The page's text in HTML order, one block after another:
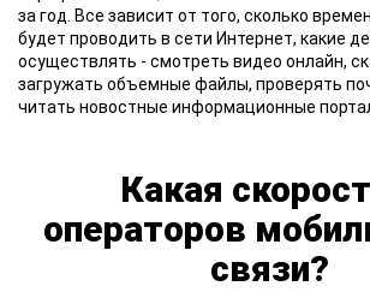
за год. Все зависит от того, сколько
будет проводить в сети Интернет, какие
осуществлять - смотреть видео онлайн,
загружать объемные файлы, проверять
читать новостные информационные
Какая
операторов
связи?